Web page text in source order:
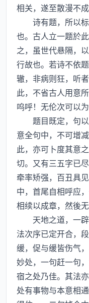
相关，遂至散漫不
诗有题，所以标
也。古人立一题於
之，虽世代悬隔，
行故也。若诗不依
辙，非病则狂，听
此，不省古人用意
呜呼！无伦次可以为
题目既定，句以
意全句中，不可增
此，亦可卜度其意
切。又有三五字已
牵率矫强，百丑具
中，首尾自相呼应
相续以成章，然後
天地之道，一辟
法次序已定开合，
缓，促与缓皆伤气
妙处，一句赶一句
宿之处乃佳。其法
处有事物与本意相